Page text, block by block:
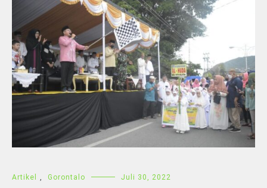
Artikel , Gorontalo Juli 30, 2022